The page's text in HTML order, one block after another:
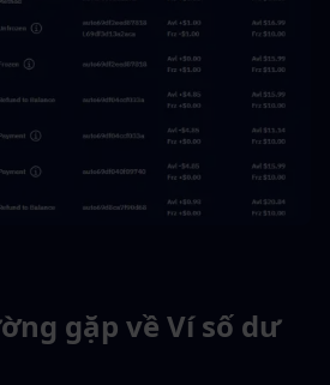
gặp về Ví số dư